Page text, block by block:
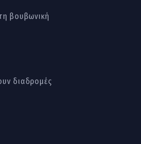
βουβωνική
διαδρομές